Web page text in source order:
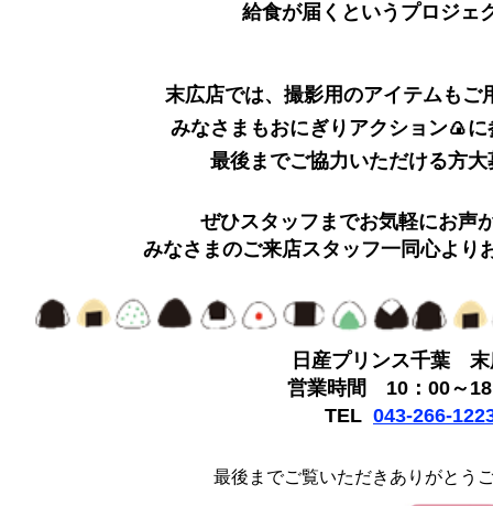
給食が届くというプロジェ
末広店では、撮影用のアイテムもご
みなさまもおにぎりアクション🍙
最後までご協力いただける方大
ぜひスタッフまでお気軽にお声
みなさまのご来店スタッフ一同心より
日産プリンス千葉 末
営業時間 10：00～
TEL 043-266-
最後までご覧いただきありがとう